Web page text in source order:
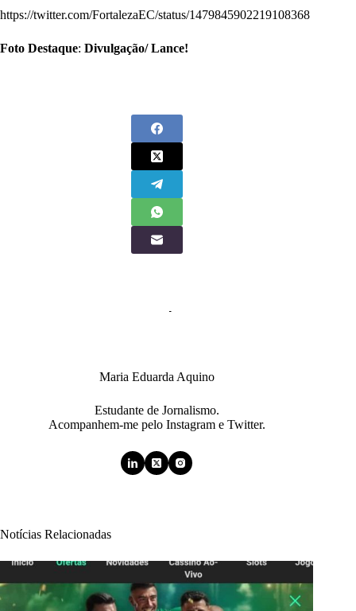
https://twitter.com/FortalezaEC/status/1479845902219108368
Foto Destaque: Divulgação/ Lance!
Maria Eduarda Aquino
Estudante de Jornalismo.
Acompanhem-me pelo Instagram e Twitter.
Notícias Relacionadas